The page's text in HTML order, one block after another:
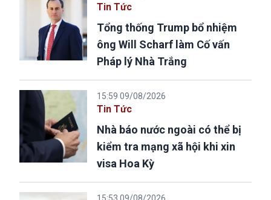
Tin Tức
Tổng thống Trump bổ nhiệm
ông Will Scharf làm Cố vấn
Pháp lý Nhà Trắng
15:59 09/08/2026
Tin Tức
Nhà báo nước ngoài có thể bị
kiểm tra mạng xã hội khi xin
visa Hoa Kỳ
15:53 09/08/2026